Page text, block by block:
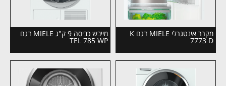
מקרר אינטגרלי MIELE דגם K
7773 D
מייבש כביסה 9 ק"ג MIELE דגם
TEL 785 WP